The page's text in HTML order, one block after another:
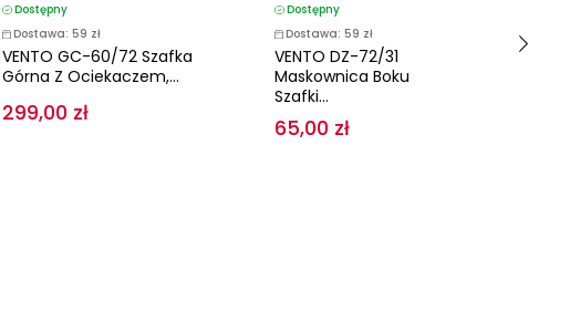
Dostępny
Dostawa: 59 zł
VENTO GC-60/72 Szafka
Górna Z Ociekaczem,...
299,00 zł
Dostępny
Dostawa: 59 zł
VENTO DZ-72/31
Maskownica Boku
Szafki...
65,00 zł